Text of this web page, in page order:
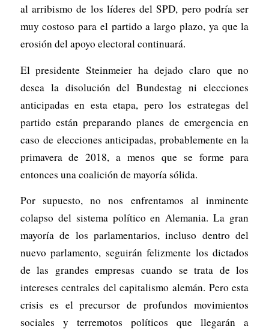
al arribismo de los líderes del SPD, pero podría ser
muy costoso para el partido a largo plazo, ya que la
erosión del apoyo electoral continuará.
El presidente Steinmeier ha dejado claro que no
desea la disolución del Bundestag ni elecciones
anticipadas en esta etapa, pero los estrategas del
partido están preparando planes de emergencia en
caso de elecciones anticipadas, probablemente en la
primavera de 2018, a menos que se forme para
entonces una coalición de mayoría sólida.
Por supuesto, no nos enfrentamos al inminente
colapso del sistema político en Alemania. La gran
mayoría de los parlamentarios, incluso dentro del
nuevo parlamento, seguirán felizmente los dictados
de las grandes empresas cuando se trata de los
intereses centrales del capitalismo alemán. Pero esta
crisis es el precursor de profundos movimientos
sociales y terremotos políticos que llegarán a